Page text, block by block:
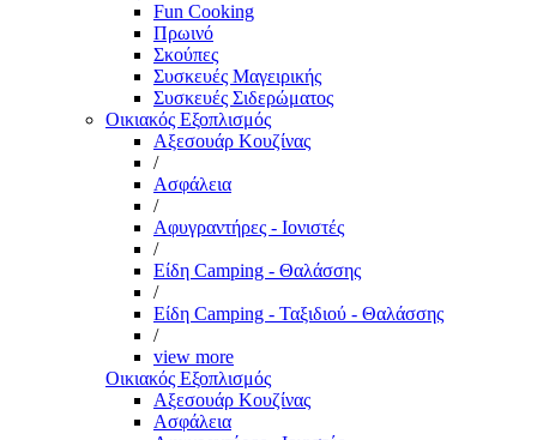
Fun Cooking
Πρωινό
Σκούπες
Συσκευές Μαγειρικής
Συσκευές Σιδερώματος
Οικιακός Εξοπλισμός
Αξεσουάρ Κουζίνας
/
Ασφάλεια
/
Αφυγραντήρες - Ιονιστές
/
Είδη Camping - Θαλάσσης
/
Είδη Camping - Ταξιδιού - Θαλάσσης
/
view more
Οικιακός Εξοπλισμός
Αξεσουάρ Κουζίνας
Ασφάλεια